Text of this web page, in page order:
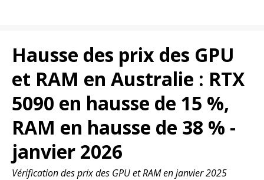
Hausse des prix des GPU
et RAM en Australie : RTX
5090 en hausse de 15 %,
RAM en hausse de 38 % -
janvier 2026
Vérification des prix des GPU et RAM en janvier 2025